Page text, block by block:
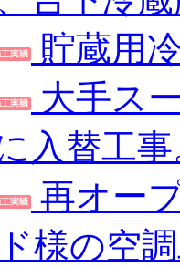
貯蔵用
大手ス
入替工
再オー
様の空